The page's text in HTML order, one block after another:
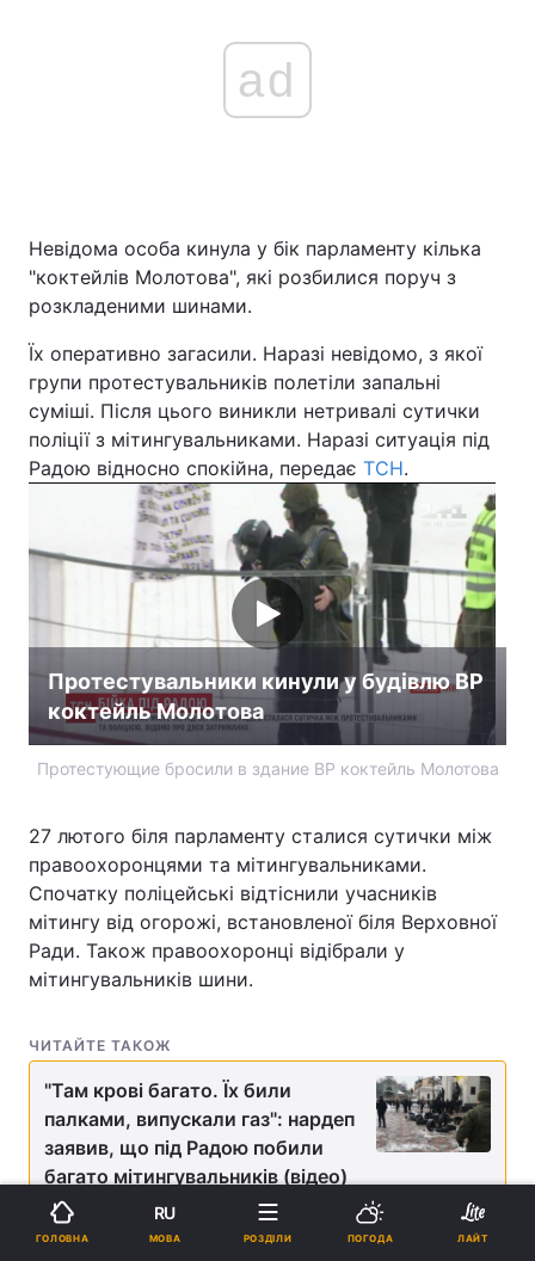
ad
Невідома особа кинула у бік парламенту кілька
"коктейлів Молотова", які розбилися поруч з
розкладеними шинами.
Їх оперативно загасили. Наразі невідомо, з якої
групи протестувальників полетіли запальні
суміші. Після цього виникли нетривалі сутички
поліції з мітингувальниками. Наразі ситуація під
Радою відносно спокійна, передає ТСН.
Протестувальники кинули у будівлю ВР
коктейль Молотова
Протестующие бросили в здание ВР коктейль Молотова
27 лютого біля парламенту сталися сутички між
правоохоронцями та мітингувальниками.
Спочатку поліцейські відтіснили учасників
мітингу від огорожі, встановленої біля Верховної
Ради. Також правоохоронці відібрали у
мітингувальників шини.
ЧИТАЙТЕ ТАКОЖ
"Там крові багато. Їх били
палками, випускали газ": нардеп
заявив, що під Радою побили
багато мітингувальників (відео)
Декілька учасників акції кинули у бік
ГОЛОВНА
RU
МОВА РОЗДІЛИ ПОГОДА ЛАЙТ